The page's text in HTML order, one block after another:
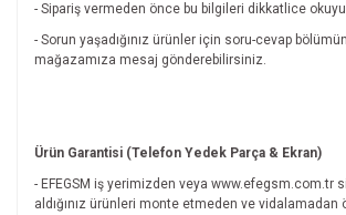
- Sipariş vermeden önce bu bilgileri dikkatlice
- Sorun yaşadığınız ürünler için soru-cevap
mağazamıza mesaj gönderebilirsiniz.
Ürün Garantisi (Telefon Yedek Parça & Ekran)
- EFEGSM iş yerimizden veya www.efegsm.com.tr
aldığınız ürünleri monte etmeden ve vidalamadan